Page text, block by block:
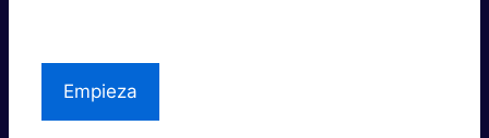
Empieza